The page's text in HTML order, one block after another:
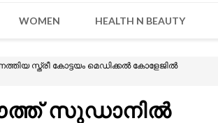
WOMEN HEALTH N BEAUTY
സ്ത്രീ കോട്ടയം മെഡിക്കൽ കോളേജിൽ
സുഡാനിൽ